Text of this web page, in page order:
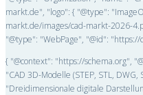
markt.de", "logo": { "@type":
markt.de/images/cad-markt-2026-
"@type": "WebPage", "@id":
{ "@context": "https://schema.org",
"CAD 3D-Modelle (STEP, STL, DWG,
"Dreidimensionale digitale